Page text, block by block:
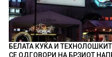
БЕЛАТА КУЌА И
СЕ ОДГОВОРИ НА БРЗИОТ